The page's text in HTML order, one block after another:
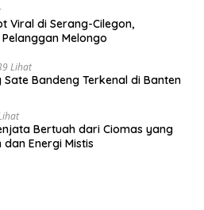
Viral di Serang-Cilegon,
Melongo
Lihat
Bandeng Terkenal di Banten
Bertuah dari Ciomas yang
Energi Mistis